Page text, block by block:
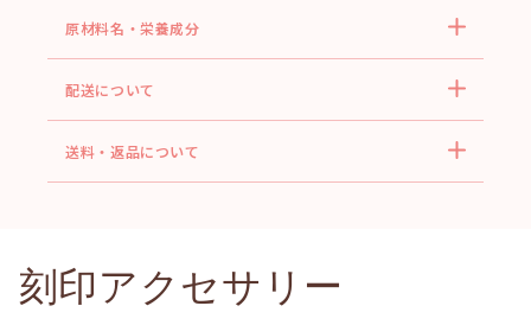
原材料名・栄養成分
配送について
送料・返品について
刻印アクセサリー